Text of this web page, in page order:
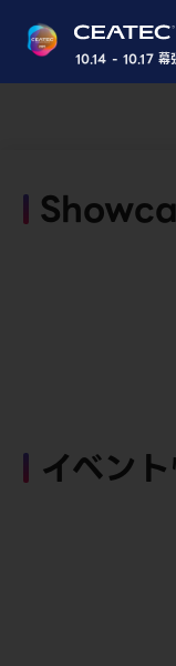
10.14 - 10.17 幕
イベン